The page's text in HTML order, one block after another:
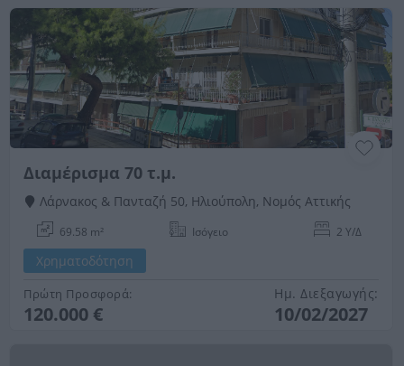
Διαμέρισμα 70 τ.μ.
Λάρνακος & Πανταζή 50, Ηλιούπολη, Νομός Αττικής
69.58 m² Ισόγειο 2 Υ/Δ
Χρηματοδότηση
Πρώτη Προσφορά:
120.000 €
Ημ. Διεξαγωγής:
10/02/2027